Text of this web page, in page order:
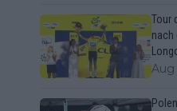
Tour
nach
Aug